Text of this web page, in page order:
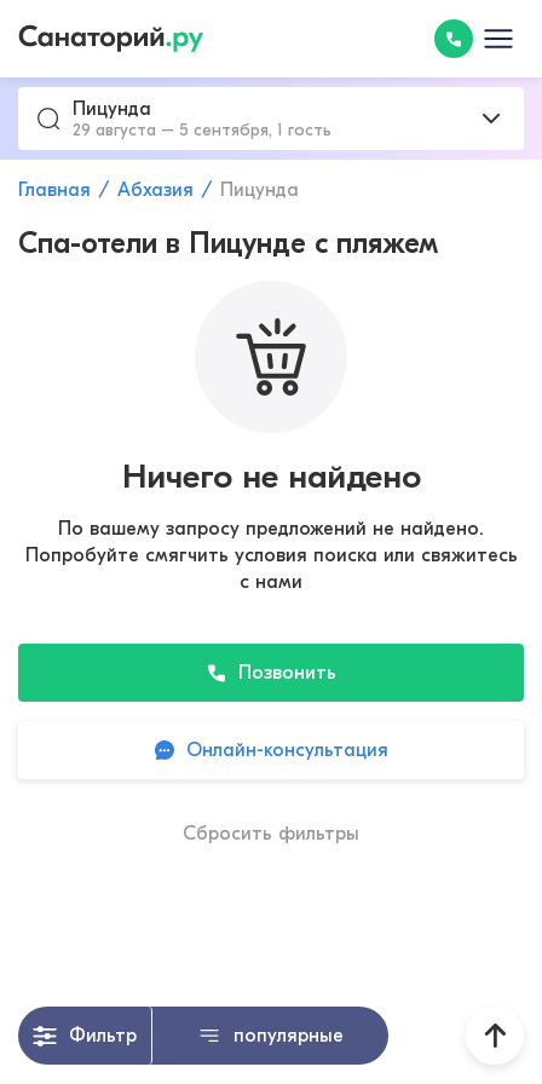
Пицунда
29 августа – 5 сентября, 1 гость
Главная Абхазия Пицунда
Спа-отели в Пицунде с пляжем
Ничего не найдено
По вашему запросу предложений не найдено.
Попробуйте смягчить условия поиска или свяжитесь
с нами
Позвонить
Онлайн-консультация
Сбросить фильтры
Фильтр популярные